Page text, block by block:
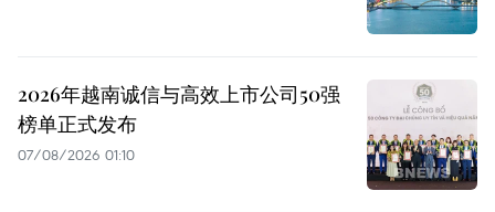
2026年越南诚信与高效上市公司50强
榜单正式发布
07/08/2026 01:10